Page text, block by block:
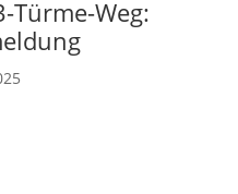
Türme-Weg: